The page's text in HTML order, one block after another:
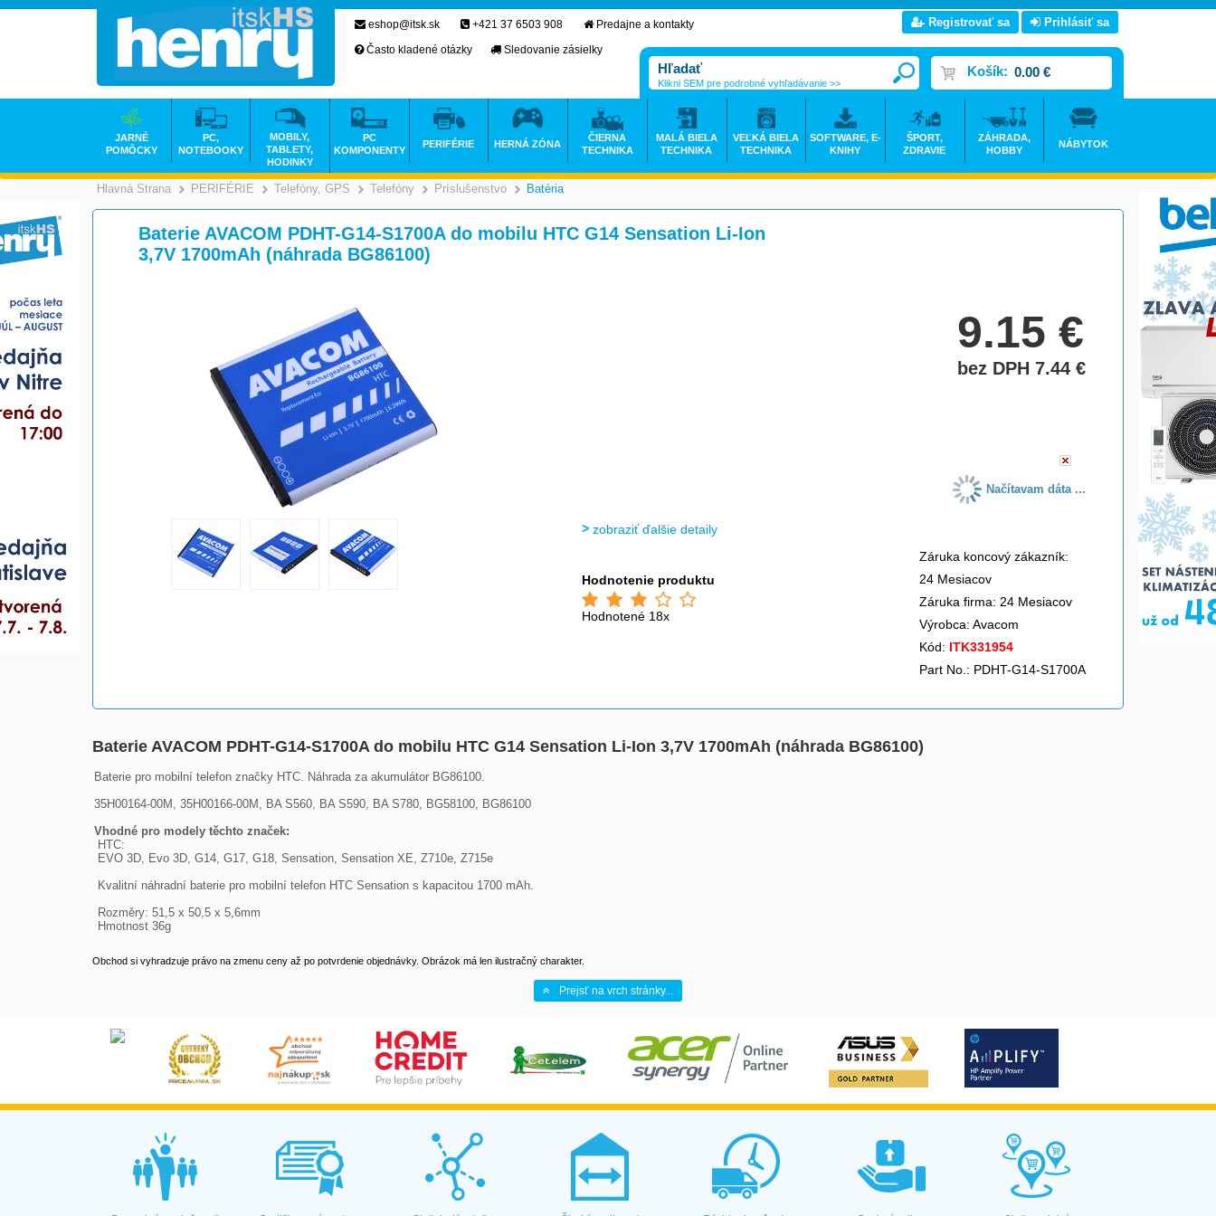
Hlavná Strana >
PERIFÉRIE >
Telefóny, GPS >
Telefóny >
Príslušenstvo >
Batéria
Baterie AVACOM PDHT-G14-S1700A do mobilu HTC G14 Sensation Li-Ion
3,7V 1700mAh (náhrada BG86100)
9.15€
bez DPH 7.44€
Načítavam dáta ...
zobraziť ďalšie detaily
Hodnotenie produktu
Hodnotené 18x
Záruka koncový zákazník:
24 Mesiacov
Záruka firma: 24 Mesiacov
Výrobca: Avacom
Kód: ITK331954
Part No.: PDHT-G14-S1700A
Baterie AVACOM PDHT-G14-S1700A do mobilu HTC G14 Sensation Li-Ion 3,7V 1700mAh (náhrada BG86100)
Baterie pro mobilní telefon značky HTC. Náhrada za akumulátor BG86100.
35H00164-00M, 35H00166-00M, BA S560, BA S590, BA S780, BG58100, BG86100
Vhodné pro modely těchto značek:
HTC:
EVO 3D, Evo 3D, G14, G17, G18, Sensation, Sensation XE, Z710e, Z715e
Kvalitní náhradní baterie pro mobilní telefon HTC Sensation s kapacitou 1700 mAh.
Rozměry: 51,5 x 50,5 x 5,6mm
Hmotnost 36g
Obchod si vyhradzuje právo na zmenu ceny až po potvrdenie objednávky. Obrázok má len ilustračný charakter.
Prejsť na vrch stránky...
eshop@itsk.sk +421 37 6503 908
Predajne a kontakty
Často kladené otázky
Sledovanie zásielky
Registrovať sa Prihlásiť sa
Košík: 0.00 €
Klikni SEM pre podrobné vyhľadávanie >>
JARNÉ
POMÔCKY
PC,
NOTEBOOKY
MOBILY,
TABLETY,
HODINKY
PC
KOMPONENTY
PERIFÉRIE HERNÁ ZÓNA
ČIERNA
TECHNIKA
MALÁ BIELA
TECHNIKA
VEĽKÁ BIELA
TECHNIKA
SOFTWARE, E-
KNIHY
ŠPORT,
ZDRAVIE
ZÁHRADA,
HOBBY
NÁBYTOK